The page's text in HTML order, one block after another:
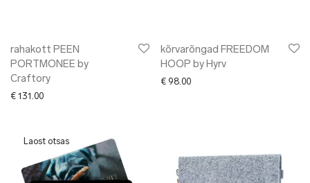
rahakott PEEN
PORTMONEE by
Craftory
€ 131.00
kõrvarõngad FREEDOM
HOOP by Hyrv
€ 98.00